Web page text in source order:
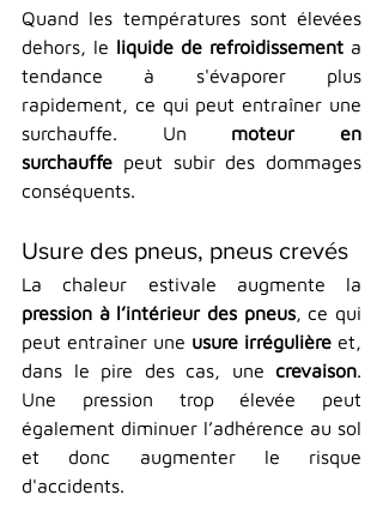
Quand les températures sont élevées
dehors, le liquide de refroidissement a
tendance à s'évaporer plus
rapidement, ce qui peut entraîner une
surchauffe. Un moteur en
surchauffe peut subir des dommages
conséquents.
Usure des pneus, pneus crevés
pression à l’intérieur des pneus, ce qui
peut entraîner une usure irrégulière et,
dans le pire des cas, une crevaison.
Une pression trop élevée peut
également diminuer l’adhérence au sol
et donc augmenter le risque
d'accidents.